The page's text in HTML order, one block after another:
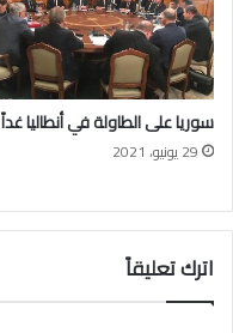
ج
و
ا
ئ
ه
ا
ة
ا
ل
ب
ر
ي
ط
ن
ي
ة
.
سوريا على الطاولة في أنطاليا غداً
29 يونيو، 2021
اترك تعليقاً